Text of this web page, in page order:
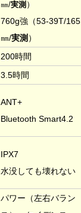
㎜/実測 ）
760g強（53-39T/165
㎜/実測 ）
200時間
3.5時間
ANT+
Bluetooth Smart4.2
IPX7
水没しても壊れない
パワー（左右バラン